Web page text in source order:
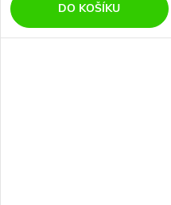
DO KOŠÍKU